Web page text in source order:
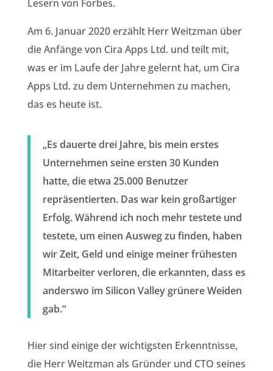
Lesern von Forbes.
Am 6. Januar 2020 erzählt Herr Weitzman über
die Anfänge von Cira Apps Ltd. und teilt mit,
was er im Laufe der Jahre gelernt hat, um Cira
Apps Ltd. zu dem Unternehmen zu machen,
das es heute ist.
„Es dauerte drei Jahre, bis mein erstes
Unternehmen seine ersten 30 Kunden
hatte, die etwa 25.000 Benutzer
repräsentierten. Das war kein großartiger
Erfolg. Während ich noch mehr testete und
testete, um einen Ausweg zu finden, haben
wir Zeit, Geld und einige meiner frühesten
Mitarbeiter verloren, die erkannten, dass es
anderswo im Silicon Valley grünere Weiden
gab.“
Hier sind einige der wichtigsten Erkenntnisse,
die Herr Weitzman als Gründer und CTO seines